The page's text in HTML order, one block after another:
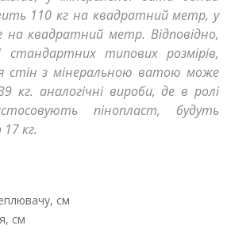
110 кг на квадратний метр, у
на квадратний метр. Відповідно,
типових розмірів,
стін з мінеральною ватою може
кг. аналогічні вироби, де в ролі
пінопласт, будуть
кг.
см
см